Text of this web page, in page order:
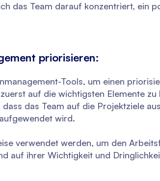
das Team darauf konzentriert, ein
priorisieren:
Tools, um einen
auf die wichtigsten Elemente
das Team auf die Projektziele
wird.
verwendet werden, um den
auf ihrer Wichtigkeit und